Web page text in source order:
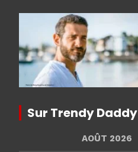
Sur Trendy Daddy
AOÛT 2026